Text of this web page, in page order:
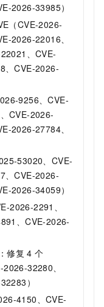
2026-33985）
（CVE-2026-
2026-22016、
、CVE-
、CVE-2026-
9256、CVE-
CVE-2026-
2026-27784、
53020、CVE-
、CVE-2026-
2026-34059）
2026-2291、
、CVE-2026-
修复 4 个
32280、
）
4150、CVE-